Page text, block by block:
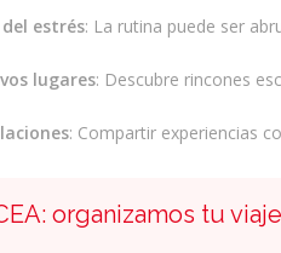
estrés: La rutina puede ser
lugares: Descubre rincones
: Compartir experiencias
organizamos tu